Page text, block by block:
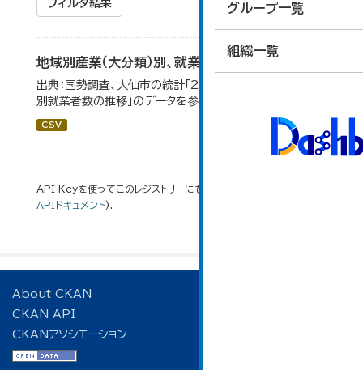
グループ一覧
組織一覧
フィルタ結果
地域別産業（大分類）別、就業者数
出典：国勢調査、大仙市の統計「2-8 地域別産業（大分類）
別就業者数の推移」のデータを参照しています。
CSV
API Keyを使ってこのレジストリーにもアクセス可能です
APIドキュメント).
About CKAN
CKAN API
CKANアソシエーション